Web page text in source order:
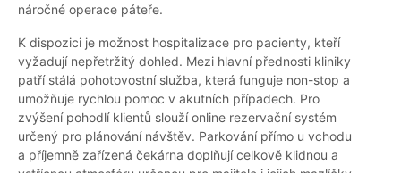
náročné operace páteře.
K dispozici je možnost hospitalizace pro pacienty, kteří
vyžadují nepřetržitý dohled. Mezi hlavní přednosti kliniky
patří stálá pohotovostní služba, která funguje non-stop a
umožňuje rychlou pomoc v akutních případech. Pro
zvýšení pohodlí klientů slouží online rezervační systém
určený pro plánování návštěv. Parkování přímo u vchodu
a příjemně zařízená čekárna doplňují celkově klidnou a